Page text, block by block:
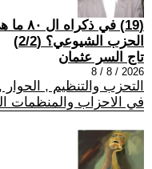
(19)
الحزب الشيوعي؟ (2/2)
تاج السر عثمان
2026 / 8 / 8
التحزب والتنظيم ,
في الاحزاب والمنظمات